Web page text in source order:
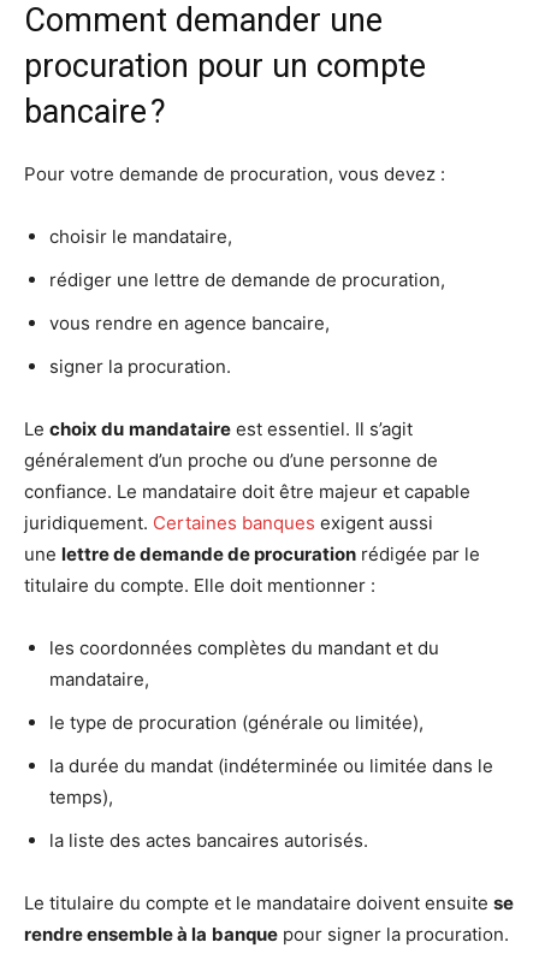
Comment demander une
procuration pour un compte
bancaire ?
Pour votre demande de procuration, vous devez :
choisir le mandataire,
rédiger une lettre de demande de procuration,
vous rendre en agence bancaire,
signer la procuration.
Le choix du mandataire est essentiel. Il s’agit
généralement d’un proche ou d’une personne de
confiance. Le mandataire doit être majeur et capable
juridiquement. Certaines banques exigent aussi
une lettre de demande de procuration rédigée par le
titulaire du compte. Elle doit mentionner :
les coordonnées complètes du mandant et du
mandataire,
le type de procuration (générale ou limitée),
la durée du mandat (indéterminée ou limitée dans le
temps),
la liste des actes bancaires autorisés.
Le titulaire du compte et le mandataire doivent ensuite se
rendre ensemble à la banque pour signer la procuration.